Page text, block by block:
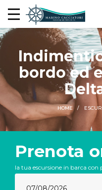
bordo ed
HOME
Prenota
la tua escursione in barca con